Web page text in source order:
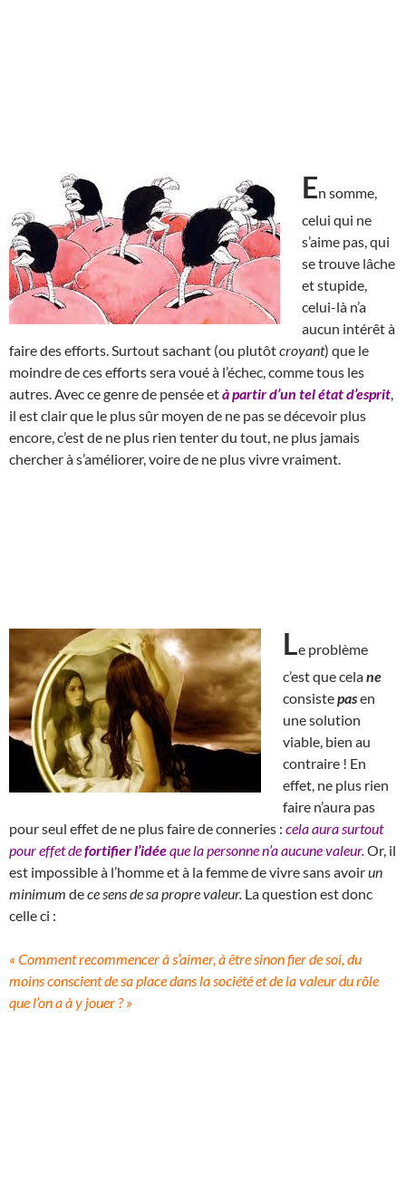
En somme,
celui qui ne
s’aime pas, qui
se trouve lâche
et stupide,
celui-là n’a
aucun intérêt à
faire des efforts. Surtout sachant (ou plutôtcroyant) que le
moindre de ces efforts sera voué à l’échec, comme tous les
autres. Avec ce genre de pensée età partir d’un tel état d’esprit
il est clair que le plus sûr moyen de ne pas se décevoir plus
encore, c’est de ne plus rien tenter du tout, ne plus jamais
chercher à s’améliorer, voire de ne plus vivre vraiment.
Le problème
c’est que celane
consistepasen
une solution
viable, bien au
contraire ! En
effet, ne plus rien
faire n’aura pas
pour seul effet de ne plus faire de conneries : cela aura surtout
pour effet defortifier l’idéeque la personne n’a aucune valeur. Or, il
est impossible à l’homme et à la femme de vivre sans avoirun
minimum dece sens de sa propre valeur. La question est donc
celle ci :
« Comment recommencer à s’aimer, à être sinon fier de soi, du
moins conscient de sa place dans la société et de la valeur du rôle
que l’on a à y jouer ? »